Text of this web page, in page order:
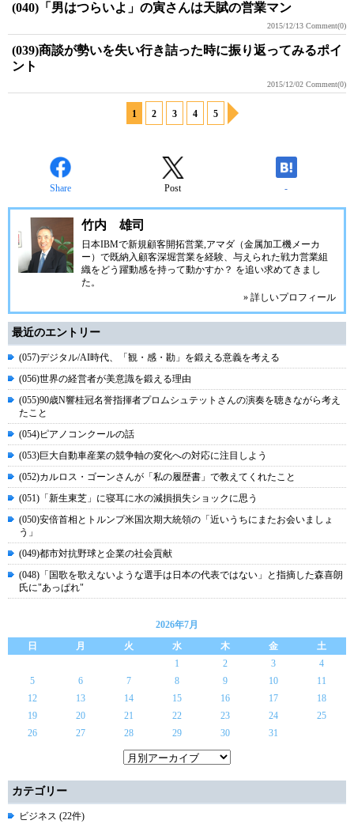
(040)「男はつらいよ」の寅さんは天賦の営業マン
2015/12/13 Comment(0)
(039)商談が勢いを失い行き詰った時に振り返ってみるポイ
ント
2015/12/02 Comment(0)
1 2 3 4 5
Share Post -
竹内 雄司
日本IBMで新規顧客開拓営業,アマダ（金属加工機メーカ
ー）で既納入顧客深堀営業を経験、与えられた戦力営業組
織をどう躍動感を持って動かすか？ を追い求めてきまし
た。
» 詳しいプロフィール
最近のエントリー
(057)デジタル/AI時代、「観・感・勘」を鍛える意義を考える
(056)世界の経営者が美意識を鍛える理由
(055)90歳N響桂冠名誉指揮者プロムシュテットさんの演奏を聴きながら考え
たこと
(054)ピアノコンクールの話
(053)巨大自動車産業の競争軸の変化への対応に注目しよう
(052)カルロス・ゴーンさんが「私の履歴書」で教えてくれたこと
(051)「新生東芝」に寝耳に水の減損損失ショックに思う
(050)安倍首相とトルンプ米国次期大統領の「近いうちにまたお会いましょ
う」
(049)都市対抗野球と企業の社会貢献
(048)「国歌を歌えないような選手は日本の代表ではない」と指摘した森喜朗
氏に"あっぱれ"
2026年7月
日
月 火 水 木 金
土
1
2 3
4
5
6 7 8 9 10
11
12
13 14 15 16 17
18
19
20 21 22 23 24
25
26
27 28 29 30 31
カテゴリー
ビジネス (22件)